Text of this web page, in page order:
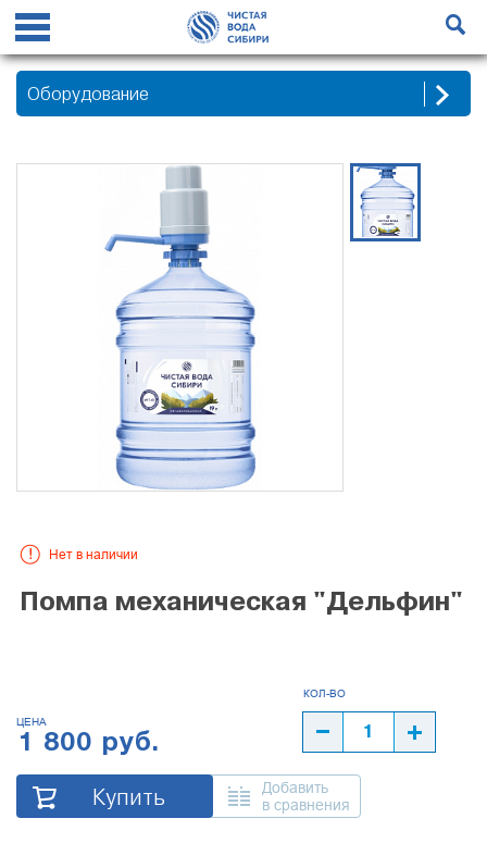
Оборудование
Нет в наличии
Помпа механическая "Дельфин"
ЦЕНА
1 800 руб.
Купить
Добавить
в сравнения